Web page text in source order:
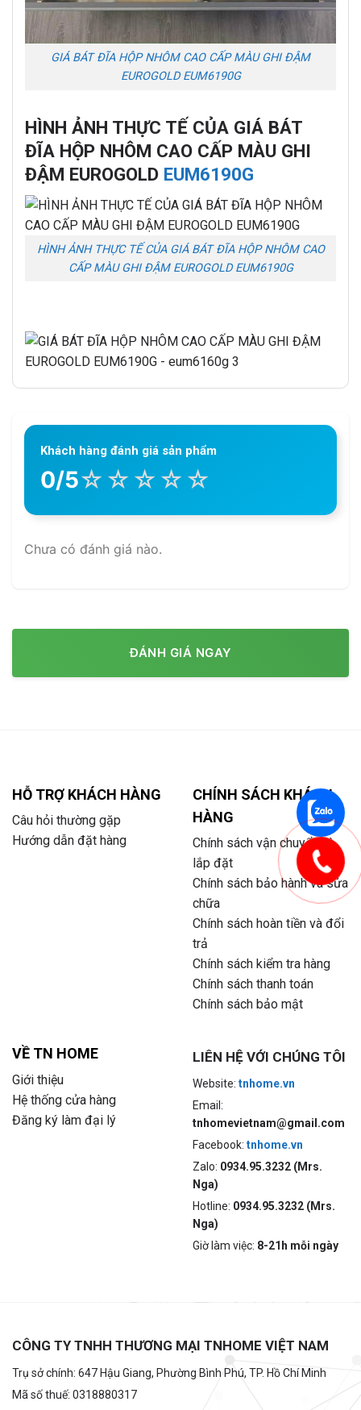
GIÁ BÁT ĐĨA HỘP NHÔM CAO CẤP MÀU GHI ĐẬM
EUROGOLD EUM6190G
HÌNH ẢNH THỰC TẾ CỦA GIÁ BÁT
ĐĨA HỘP NHÔM CAO CẤP MÀU GHI
ĐẬM EUROGOLD EUM6190G
HÌNH ẢNH THỰC TẾ CỦA GIÁ BÁT ĐĨA HỘP NHÔM CAO
CẤP MÀU GHI ĐẬM EUROGOLD EUM6190G
Khách hàng đánh giá sản phẩm
0/5☆ ☆ ☆ ☆ ☆
Chưa có đánh giá nào.
ĐÁNH GIÁ NGAY
HỖ TRỢ KHÁCH HÀNG
Câu hỏi thường gặp
Hướng dẫn đặt hàng
CHÍNH SÁCH KHÁCH
HÀNG
Chính sách vận chuyển và
lắp đặt
Chính sách bảo hành và sửa
chữa
Chính sách hoàn tiền và đổi
trả
Chính sách kiểm tra hàng
Chính sách thanh toán
Chính sách bảo mật
VỀ TN HOME
Giới thiệu
Hệ thống cửa hàng
Đăng ký làm đại lý
LIÊN HỆ VỚI CHÚNG TÔI
Website: tnhome.vn
Email:
tnhomevietnam@gmail.com
Facebook: tnhome.vn
Zalo: 0934.95.3232 (Mrs.
Nga)
Hotline: 0934.95.3232 (Mrs.
Nga)
Giờ làm việc: 8-21h mỗi ngày
CÔNG TY TNHH THƯƠNG MẠI TNHOME VIỆT NAM
Trụ sở chính: 647 Hậu Giang, Phường Bình Phú, TP. Hồ Chí Minh
Mã số thuế: 0318880317